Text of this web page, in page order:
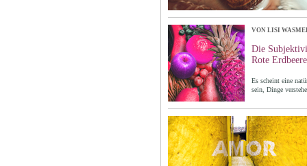
VON LISI
Die
Rote
Es scheint eine
sein, Dinge